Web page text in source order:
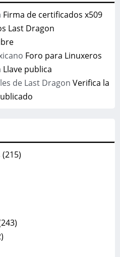
Firma de certificados x509
Last Dragon
Foro para Linuxeros
Llave publica
de Last Dragon Verifica la
(215)